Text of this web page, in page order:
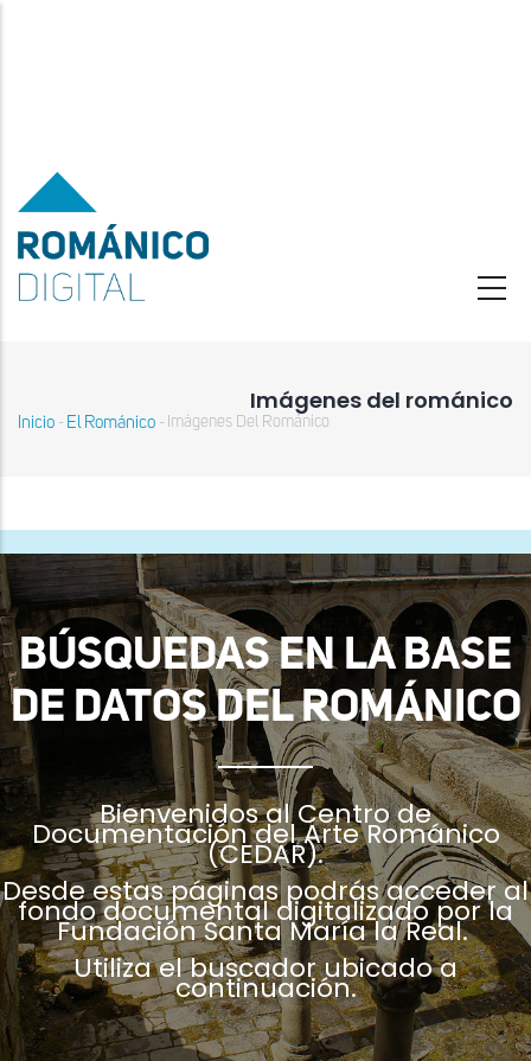
contenido
principal
Imágenes del románico
Sobrescribir
ayuda
a
la
navegación
Inicio - El Románico - Imágenes Del Románico
BÚSQUEDAS EN LA BASE
DE DATOS DEL ROMÁNICO
Bienvenidos al Centro de
Documentación del Arte Románico
(CEDAR).
Desde estas páginas podrás acceder al
fondo documental digitalizado por la
Fundación Santa María la Real.
Utiliza el buscador ubicado a
continuación.